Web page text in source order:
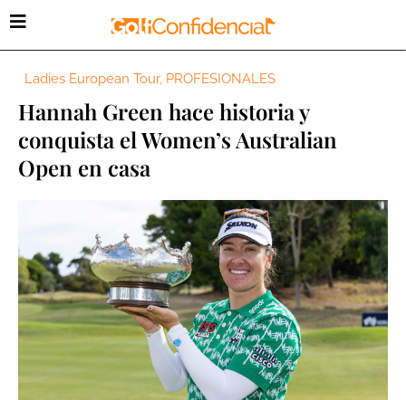
Ladies European Tour, PROFESIONALES
Hannah Green hace historia y
conquista el Women’s Australian
Open en casa